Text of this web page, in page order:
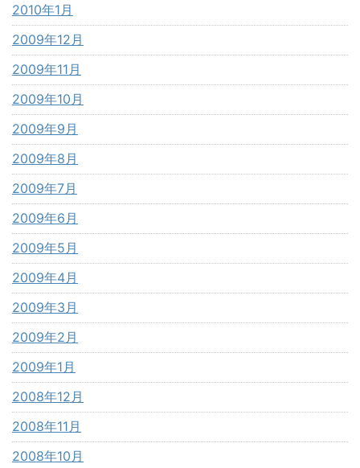
2010年1月
2009年12月
2009年11月
2009年10月
2009年9月
2009年8月
2009年7月
2009年6月
2009年5月
2009年4月
2009年3月
2009年2月
2009年1月
2008年12月
2008年11月
2008年10月